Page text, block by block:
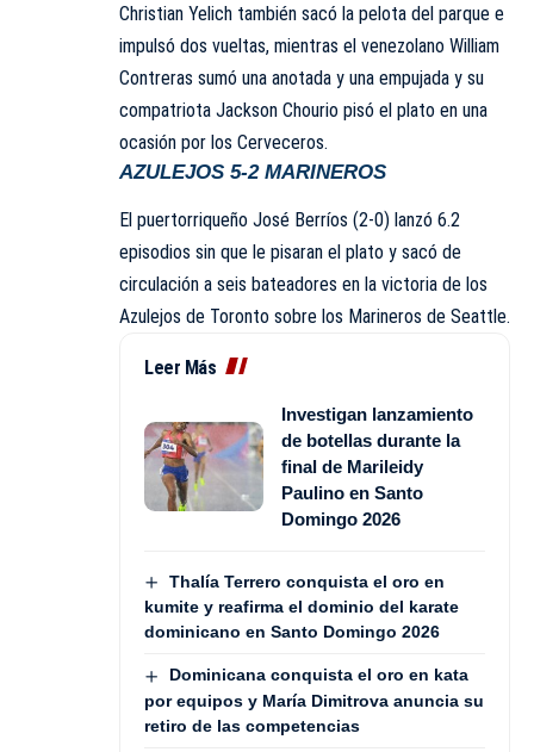
Christian Yelich también sacó la pelota del parque e
impulsó dos vueltas, mientras el venezolano William
Contreras sumó una anotada y una empujada y su
compatriota Jackson Chourio pisó el plato en una
ocasión por los Cerveceros.
AZULEJOS 5-2 MARINEROS
El puertorriqueño José Berríos (2-0) lanzó 6.2
episodios sin que le pisaran el plato y sacó de
circulación a seis bateadores en la victoria de los
Azulejos de Toronto sobre los Marineros de Seattle.
Leer Más
Investigan lanzamiento
de botellas durante la
final de Marileidy
Paulino en Santo
Domingo 2026
Thalía Terrero conquista el oro en
kumite y reafirma el dominio del karate
dominicano en Santo Domingo 2026
Dominicana conquista el oro en kata
por equipos y María Dimitrova anuncia su
retiro de las competencias